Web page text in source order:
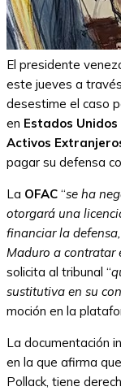
El presidente
este jueves a
desestime el caso
en Estados Unidos
Activos
pagar su defensa
La OFAC “se ha
otorgará una
financiar la
Maduro a contratar
solicita al tribunal “
sustitutiva en su
moción en la
La documentación
en la que afirma
Pollack, tiene